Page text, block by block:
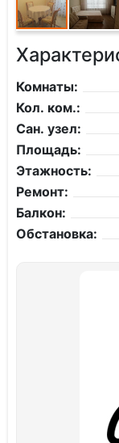
Комнаты:
Кол. ком.:
Сан. узел:
Площадь:
Этажность:
Ремонт:
Балкон:
Обстановка: